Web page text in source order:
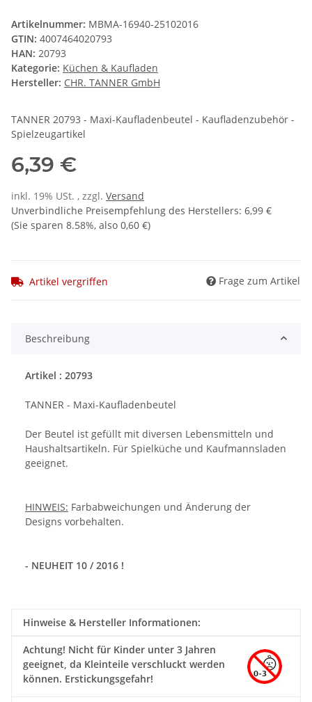
Artikelnummer: MBMA-16940-25102016
GTIN: 4007464020793
HAN: 20793
Kategorie: Küchen & Kaufladen
Hersteller: CHR. TANNER GmbH
TANNER 20793 - Maxi-Kaufladenbeutel - Kaufladenzubehör -
Spielzeugartikel
6,39 €
inkl. 19% USt. , zzgl. Versand
Unverbindliche Preisempfehlung des Herstellers: 6,99 €
(Sie sparen 8.58%, also 0,60 €)
Artikel vergriffen Frage zum Artikel
Beschreibung
Artikel : 20793
TANNER - Maxi-Kaufladenbeutel
Der Beutel ist gefüllt mit diversen Lebensmitteln und
Haushaltsartikeln. Für Spielküche und Kaufmannsladen
geeignet.
HINWEIS: Farbabweichungen und Änderung der
Designs vorbehalten.
- NEUHEIT 10 / 2016 !
Hinweise & Hersteller Informationen:
Achtung! Nicht für Kinder unter 3 Jahren
geeignet, da Kleinteile verschluckt werden
können. Erstickungsgefahr!